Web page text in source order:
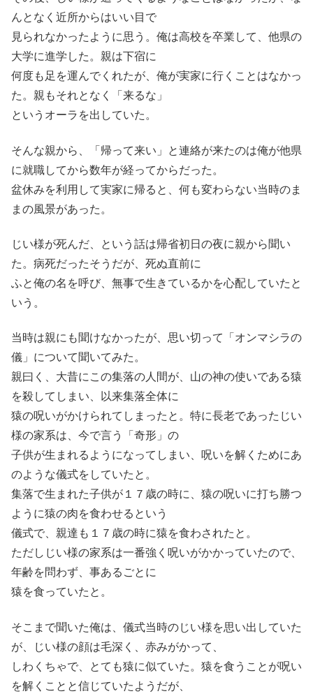
んとなく近所からはいい目で
見られなかったように思う。俺は高校を卒業して、他県の
大学に進学した。親は下宿に
何度も足を運んでくれたが、俺が実家に行くことはなかっ
た。親もそれとなく「来るな」
というオーラを出していた。
そんな親から、「帰って来い」と連絡が来たのは俺が他県
に就職してから数年が経ってからだった。
盆休みを利用して実家に帰ると、何も変わらない当時のま
まの風景があった。
じい様が死んだ、という話は帰省初日の夜に親から聞い
た。病死だったそうだが、死ぬ直前に
ふと俺の名を呼び、無事で生きているかを心配していたと
いう。
当時は親にも聞けなかったが、思い切って「オンマシラの
儀」について聞いてみた。
親曰く、大昔にこの集落の人間が、山の神の使いである猿
を殺してしまい、以来集落全体に
猿の呪いがかけられてしまったと。特に長老であったじい
様の家系は、今で言う「奇形」の
子供が生まれるようになってしまい、呪いを解くためにあ
のような儀式をしていたと。
集落で生まれた子供が１７歳の時に、猿の呪いに打ち勝つ
ように猿の肉を食わせるという
儀式で、親達も１７歳の時に猿を食わされたと。
ただしじい様の家系は一番強く呪いがかかっていたので、
年齢を問わず、事あるごとに
猿を食っていたと。
そこまで聞いた俺は、儀式当時のじい様を思い出していた
が、じい様の顔は毛深く、赤みがかって、
しわくちゃで、とても猿に似ていた。猿を食うことが呪い
を解くことと信じていたようだが、